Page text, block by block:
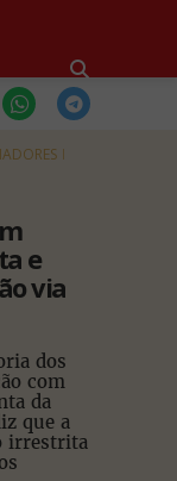
e
via
dos
com
da
que a
irrestrita